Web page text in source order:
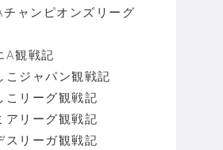
チャンピオンズリーグ
A観戦記
こジャパン観戦記
こリーグ観戦記
アリーグ観戦記
スリーガ観戦記